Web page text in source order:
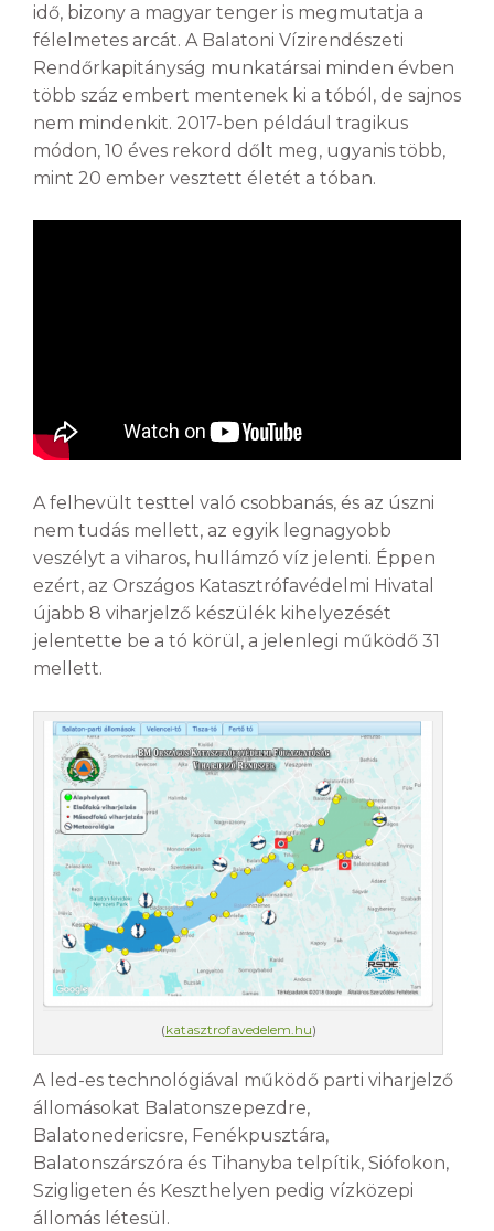
idő, bizony a magyar tenger is megmutatja a
félelmetes arcát. A Balatoni Vízirendészeti
Rendőrkapitányság munkatársai minden évben
több száz embert mentenek ki a tóból, de sajnos
nem mindenkit. 2017-ben például tragikus
módon, 10 éves rekord dőlt meg, ugyanis több,
mint 20 ember vesztett életét a tóban.
A felhevült testtel való csobbanás, és az úszni
nem tudás mellett, az egyik legnagyobb
veszélyt a viharos, hullámzó víz jelenti. Éppen
ezért, az Országos Katasztrófavédelmi Hivatal
újabb 8 viharjelző készülék kihelyezését
jelentette be a tó körül, a jelenlegi működő 31
mellett.
(katasztrofavedelem.hu)
A led-es technológiával működő parti viharjelző
állomásokat Balatonszepezdre,
Balatonedericsre, Fenékpusztára,
Balatonszárszóra és Tihanyba telpítik, Siófokon,
Szigligeten és Keszthelyen pedig vízközepi
állomás létesül.